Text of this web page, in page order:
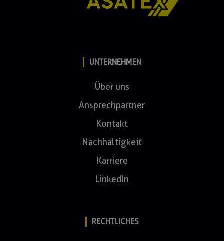
UNTERNEHMEN
Über uns
Ansprechpartner
Kontakt
Nachhaltigkeit
Karriere
LinkedIn
RECHTLICHES